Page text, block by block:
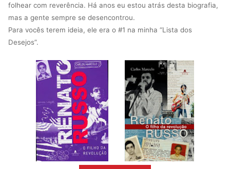
folhear com reverência. Há anos eu estou atrás desta biografia,
mas a gente sempre se desencontrou.
Para vocês terem ideia, ele era o #1 na minha “Lista dos
Desejos”.